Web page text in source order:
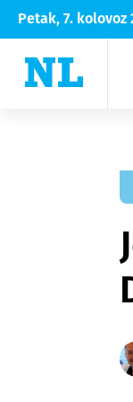
Petak, 7. kolovoz